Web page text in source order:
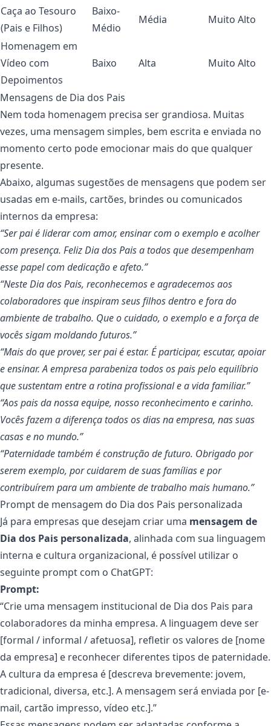
Caça ao Tesouro
(Pais e Filhos)
Baixo-
Médio
Média
Muito Alto
Homenagem em
Vídeo com
Depoimentos
Baixo Alta Muito Alto
Mensagens de Dia dos Pais
Nem toda homenagem precisa ser grandiosa. Muitas
vezes, uma mensagem simples, bem escrita e enviada no
momento certo pode emocionar mais do que qualquer
presente.
Abaixo, algumas sugestões de mensagens que podem ser
usadas em e-mails, cartões, brindes ou comunicados
internos da empresa:
“Ser pai é liderar com amor, ensinar com o exemplo e acolher
com presença. Feliz Dia dos Pais a todos que desempenham
esse papel com dedicação e afeto.”
“Neste Dia dos Pais, reconhecemos e agradecemos aos
colaboradores que inspiram seus filhos dentro e fora do
ambiente de trabalho. Que o cuidado, o exemplo e a força de
vocês sigam moldando futuros.”
“Mais do que prover, ser pai é estar. É participar, escutar, apoiar
e ensinar. A empresa parabeniza todos os pais pelo equilíbrio
que sustentam entre a rotina profissional e a vida familiar.”
“Aos pais da nossa equipe, nosso reconhecimento e carinho.
Vocês fazem a diferença todos os dias na empresa, nas suas
casas e no mundo.”
“Paternidade também é construção de futuro. Obrigado por
serem exemplo, por cuidarem de suas famílias e por
contribuírem para um ambiente de trabalho mais humano.”
Prompt de mensagem do Dia dos Pais personalizada
Já para empresas que desejam criar uma mensagem de
Dia dos Pais personalizada, alinhada com sua linguagem
interna e cultura organizacional, é possível utilizar o
seguinte prompt com o ChatGPT:
Prompt:
“Crie uma mensagem institucional de Dia dos Pais para
colaboradores da minha empresa. A linguagem deve ser
[formal / informal / afetuosa], refletir os valores de [nome
da empresa] e reconhecer diferentes tipos de paternidade.
A cultura da empresa é [descreva brevemente: jovem,
tradicional, diversa, etc.]. A mensagem será enviada por [e-
mail, cartão impresso, vídeo etc.].”